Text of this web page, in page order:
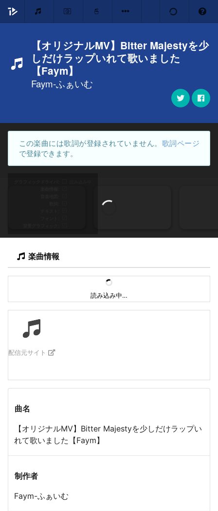
【オリジナルMV】Bitter Majestyを少
しだけラップいれて歌いました
【Faym】
Faym-ふぁいむ
この楽曲には歌詞が登録されていません。 歌詞ページ
で登録できます。
楽曲情報
読み込み中…
配信元サイト
曲名
【オリジナルMV】Bitter Majestyを少しだけラップい
れて歌いました【Faym】
制作者
Faym-ふぁいむ